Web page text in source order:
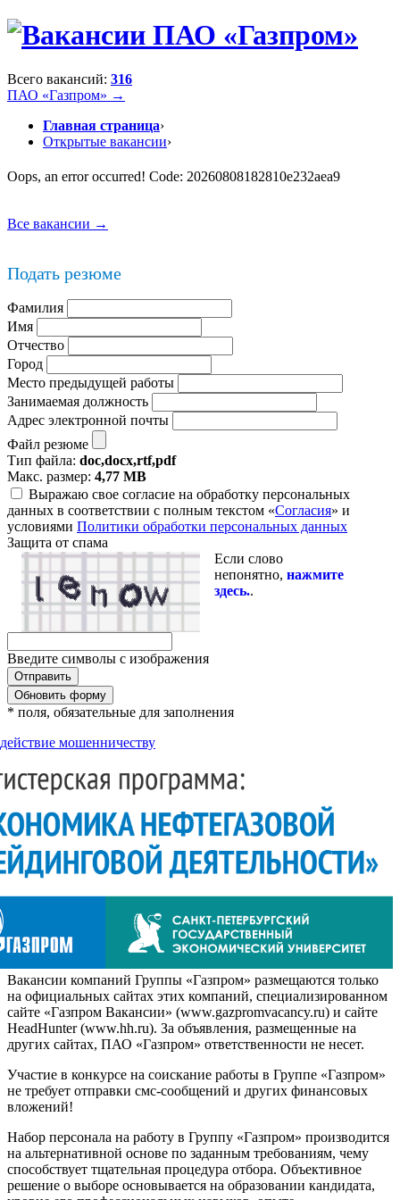
Всего вакансий: 316
ПАО «Газпром» →
Главная страница›
Открытые вакансии›
Oops, an error occurred! Code: 20260808182810e232aea9
Все вакансии →
Подать резюме
Фамилия
Имя
Отчество
Город
Место предыдущей работы
Занимаемая должность
Адрес электронной почты
Файл резюме
Тип файла: doc,docx,rtf,pdf
Макс. размер: 4,77 MB
Выражаю свое согласие на обработку персональных
данных в соответствии с полным текстом «Согласия» и
условиями Политики обработки персональных данных
Защита от спама
Если слово
непонятно, нажмите
здесь..
Введите символы с изображения
Обновить форму
* поля, обязательные для заполнения
мошенничеству
Вакансии компаний Группы «Газпром» размещаются только
на официальных сайтах этих компаний, специализированном
сайте «Газпром Вакансии» (www.gazpromvacancy.ru) и сайте
HeadHunter (www.hh.ru). За объявления, размещенные на
других сайтах, ПАО «Газпром» ответственности не несет.
Участие в конкурсе на соискание работы в Группе «Газпром»
не требует отправки смс-сообщений и других финансовых
вложений!
Набор персонала на работу в Группу «Газпром» производится
на альтернативной основе по заданным требованиям, чему
способствует тщательная процедура отбора. Объективное
решение о выборе основывается на образовании кандидата,